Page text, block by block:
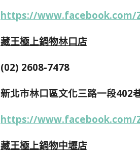
https://www.facebook.com/
藏王極上鍋物林口店
(02) 2608-7478
新北市林口區文化三路一段402
https://www.facebook.com/
藏王極上鍋物中壢店